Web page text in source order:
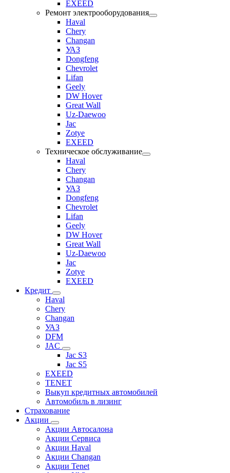
EXEED
Ремонт электрооборудования
Haval
Chery
Changan
УАЗ
Dongfeng
Chevrolet
Lifan
Geely
DW Hover
Great Wall
Uz-Daewoo
Jac
Zotye
EXEED
Техническое обслуживание
Haval
Chery
Changan
УАЗ
Dongfeng
Chevrolet
Lifan
Geely
DW Hover
Great Wall
Uz-Daewoo
Jac
Zotye
EXEED
Кредит
Haval
Chery
Changan
УАЗ
DFM
JAC
Jac S3
Jac S5
EXEED
TENET
Выкуп кредитных автомобилей
Автомобиль в лизинг
Страхование
Акции
Акции Автосалона
Акции Сервиса
Акции Haval
Акции Changan
Акции Tenet